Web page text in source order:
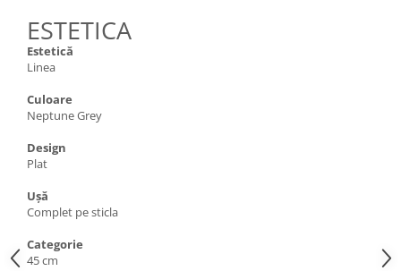
ESTETICA
Estetică
Linea
Culoare
Neptune Grey
Design
Plat
Uşă
Complet pe sticla
Categorie
45 cm